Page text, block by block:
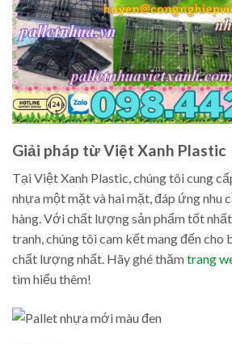
Giải pháp từ Việt Xanh Plastic
Tại Việt Xanh Plastic, chúng tôi cung
nhựa một mặt và hai mặt, đáp ứng nhu
hàng. Với chất lượng sản phẩm tốt
tranh, chúng tôi cam kết mang đến cho
chất lượng nhất. Hãy ghé thămtrang
tìm hiểu thêm!